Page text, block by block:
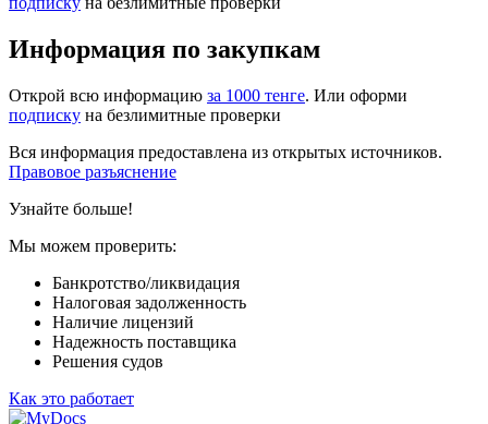
Информация по закупкам
Открой всю информацию за 1000 тенге. Или оформи
подписку на безлимитные проверки
Вся информация предоставлена из открытых источников.
Правовое разъяснение
Узнайте больше!
Мы можем проверить:
Банкротство/ликвидация
Налоговая задолженность
Наличие лицензий
Надежность поставщика
Решения судов
Как это работает